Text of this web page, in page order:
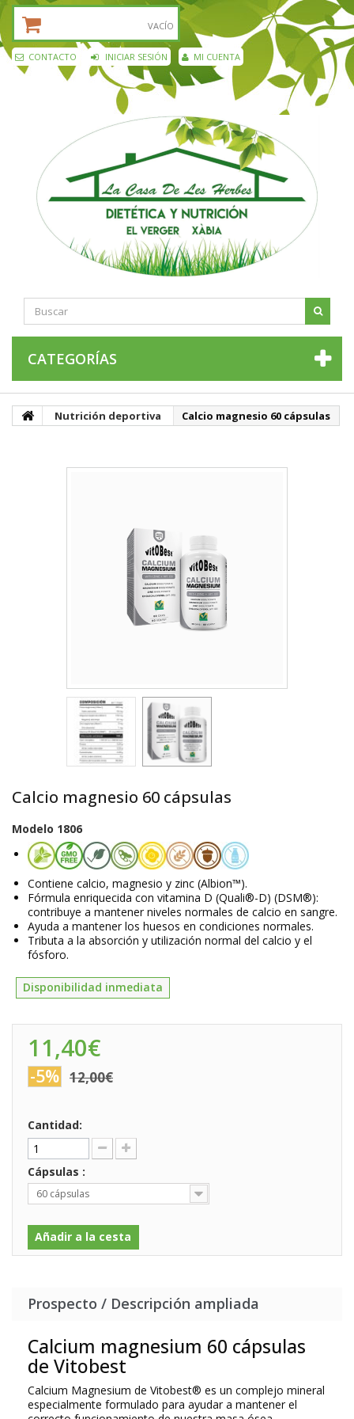
VACÍO
CONTACTO INICIAR SESIÓN MI CUENTA
CATEGORÍAS
Nutrición deportiva Calcio magnesio 60 cápsulas
Calcio magnesio 60 cápsulas
Modelo 1806
Contiene calcio, magnesio y zinc (Albion™).
Fórmula enriquecida con vitamina D (Quali®-D) (DSM®):
contribuye a mantener niveles normales de calcio en sangre.
Ayuda a mantener los huesos en condiciones normales.
Tributa a la absorción y utilización normal del calcio y el
fósforo.
Disponibilidad inmediata
11,40€
-5% 12,00€
Cantidad:
Cápsulas :
60 cápsulas
Añadir a la cesta
Prospecto / Descripción ampliada
Calcium magnesium 60 cápsulas
de Vitobest
Calcium Magnesium de Vitobest® es un complejo mineral
especialmente formulado para ayudar a mantener el